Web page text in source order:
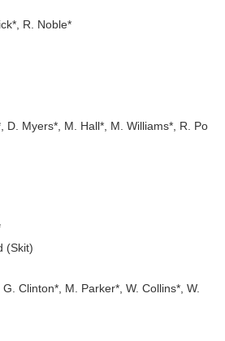
R. Noble*
D. Myers*, M. Hall*, M. Williams*, R. Po
(Skit)
Clinton*, M. Parker*, W. Collins*, W.